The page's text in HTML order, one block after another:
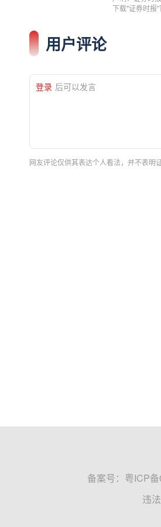
下载"证券时报
用户评论
登录 后可以发言
网友评论仅供其表达个人看法，并不表明
备案号： 粤ICP
违